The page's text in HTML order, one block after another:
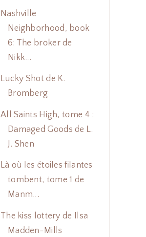
Nashville
Neighborhood, book
6: The broker de
Nikk...
Lucky Shot de K.
Bromberg
All Saints High, tome 4 :
Damaged Goods de L.
J. Shen
Là où les étoiles filantes
tombent, tome 1 de
Manm...
The kiss lottery de Ilsa
Madden-Mills